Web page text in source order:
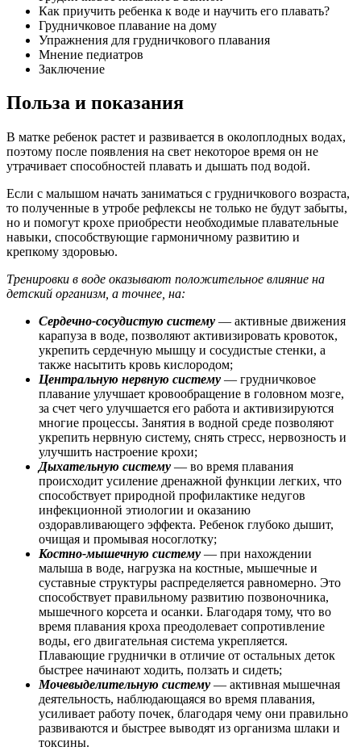
Как приучить ребенка к воде и научить его плавать?
Грудничковое плавание на дому
Упражнения для грудничкового плавания
Мнение педиатров
Заключение
Польза и показания
В матке ребенок растет и развивается в околоплодных водах,
поэтому после появления на свет некоторое время он не
утрачивает способностей плавать и дышать под водой.
Если с малышом начать заниматься с грудничкового возраста,
то полученные в утробе рефлексы не только не будут забыты,
но и помогут крохе приобрести необходимые плавательные
навыки, способствующие гармоничному развитию и
крепкому здоровью.
Тренировки в воде оказывают положительное влияние на
детский организм, а точнее, на:
Сердечно-сосудистую систему — активные движения
карапуза в воде, позволяют активизировать кровоток,
укрепить сердечную мышцу и сосудистые стенки, а
также насытить кровь кислородом;
Центральную нервную систему — грудничковое
плавание улучшает кровообращение в головном мозге,
за счет чего улучшается его работа и активизируются
многие процессы. Занятия в водной среде позволяют
укрепить нервную систему, снять стресс, нервозность и
улучшить настроение крохи;
Дыхательную систему — во время плавания
происходит усиление дренажной функции легких, что
способствует природной профилактике недугов
инфекционной этиологии и оказанию
оздоравливающего эффекта. Ребенок глубоко дышит,
очищая и промывая носоглотку;
Костно-мышечную систему — при нахождении
малыша в воде, нагрузка на костные, мышечные и
суставные структуры распределяется равномерно. Это
способствует правильному развитию позвоночника,
мышечного корсета и осанки. Благодаря тому, что во
время плавания кроха преодолевает сопротивление
воды, его двигательная система укрепляется.
Плавающие груднички в отличие от остальных деток
быстрее начинают ходить, ползать и сидеть;
Мочевыделительную систему — активная мышечная
деятельность, наблюдающаяся во время плавания,
усиливает работу почек, благодаря чему они правильно
развиваются и быстрее выводят из организма шлаки и
токсины.